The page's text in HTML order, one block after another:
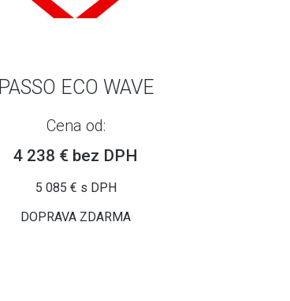
PASSO ECO WAVE
Cena od:
4 238 € bez DPH
5 085 € s DPH
DOPRAVA ZDARMA